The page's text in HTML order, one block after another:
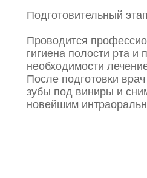
Подготовительный этап
Проводится
гигиена полости рта и
необходимости
После подготовки
зубы под виниры и
новейшим